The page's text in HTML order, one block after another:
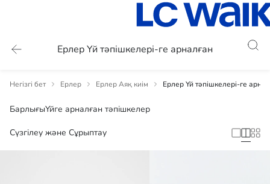
Ерлер Үй тәпішкелері-ге арналған
Негізгі бет Ерлер Ерлер Аяқ киім Ерлер Үй тәпішкелері-ге
БарлығыҮйге арналған тәпішкелер
Сүзгілеу және Сұрыптау